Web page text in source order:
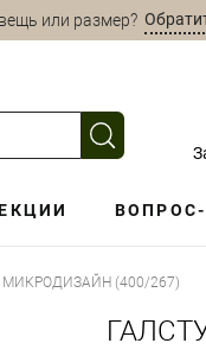
или размер?
(400/267)